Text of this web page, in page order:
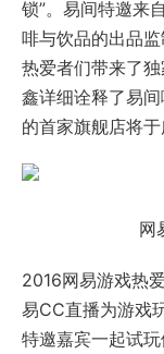
2016网易游戏热
易CC直播为游戏
特邀嘉宾一起试
呈。
造，是一款Q版回
版造型的可爱人
经典玩法，注册用